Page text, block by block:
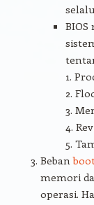
1.
2.
3.
4.
5.
Beban
memori
operasi.